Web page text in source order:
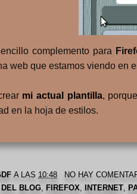
complemento para
web que estamos viendo en
mi actual plantilla,
en la hoja de estilos.
A LAS 10:48
NO HAY
BLOG ,FIREFOX ,INTERNET ,